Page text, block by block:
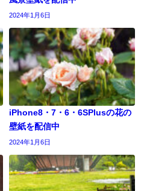
2024年1月6日
iPhone8・7・6・6SPlusの花の
壁紙を配信中
2024年1月6日